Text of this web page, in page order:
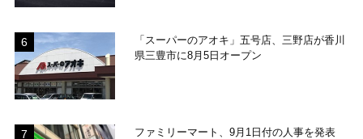
「スーパーのアオキ」五号店、三野店が香川
県三豊市に8月5日オープン
ファミリーマート、9月1日付の人事を発表